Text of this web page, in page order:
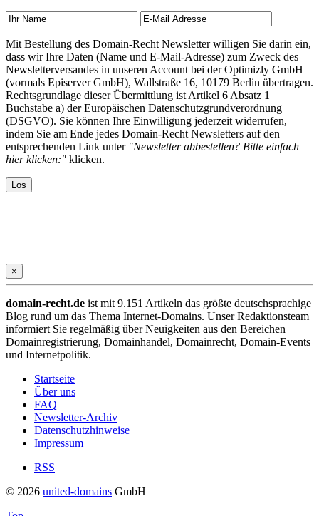
Mit Bestellung des Domain-Recht Newsletter willigen Sie darin ein,
dass wir Ihre Daten (Name und E-Mail-Adresse) zum Zweck des
Newsletterversandes in unseren Account bei der Optimizly GmbH
(vormals Episerver GmbH), Wallstraße 16, 10179 Berlin übertragen.
Rechtsgrundlage dieser Übermittlung ist Artikel 6 Absatz 1
Buchstabe a) der Europäischen Datenschutzgrundverordnung
(DSGVO). Sie können Ihre Einwilligung jederzeit widerrufen,
indem Sie am Ende jedes Domain-Recht Newsletters auf den
entsprechenden Link unter "Newsletter abbestellen? Bitte einfach
hier klicken:" klicken.
×
domain-recht.de ist mit 9.151 Artikeln das größte deutschsprachige
Blog rund um das Thema Internet-Domains. Unser Redaktionsteam
informiert Sie regelmäßig über Neuigkeiten aus den Bereichen
Domainregistrierung, Domainhandel, Domainrecht, Domain-Events
und Internetpolitik.
Startseite
Über uns
FAQ
Newsletter-Archiv
Datenschutzhinweise
Impressum
RSS
© 2026 united-domains GmbH